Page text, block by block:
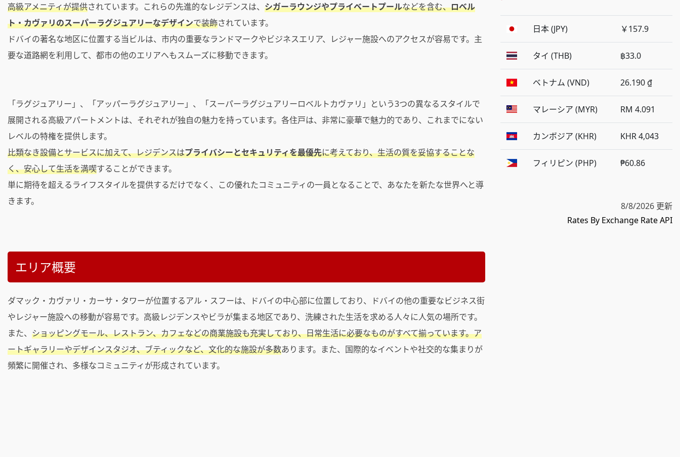
高級アメニティが提供されています。これらの先進的なレジデンスは、 シガーラウンジやプライベートプールなどを含む、ロベル
ト・カヴァリのスーパーラグジュアリーなデザインで装飾されています。
ドバイの著名な地区に位置する当ビルは、市内の重要なランドマークやビジネスエリア、レジャー施設へのアクセスが容易です。主
要な道路網を利用して、都市の他のエリアへもスムーズに移動できます。
「ラグジュアリー」、「アッパーラグジュアリー」、「スーパーラグジュアリーロベルトカヴァリ」という3つの異なるスタイルで
展開される高級アパートメントは、それぞれが独自の魅力を持っています。各住戸は、非常に豪華で魅力的であり、これまでにない
レベルの特権を提供します。
比類なき設備とサービスに加えて、レジデンスはプライバシーとセキュリティを最優先に考えており、生活の質を妥協することな
く、安心して生活を満喫することができます。
単に期待を超えるライフスタイルを提供するだけでなく、この優れたコミュニティの一員となることで、あなたを新たな世界へと導
きます。
エリア概要
ダマック・カヴァリ・カーサ・タワーが位置するアル・スフーは、ドバイの中心部に位置しており、ドバイの他の重要なビジネス街
やレジャー施設への移動が容易です。高級レジデンスやビラが集まる地区であり、洗練された生活を求める人々に人気の場所です。
また、 ショッピングモール、レストラン、カフェなどの商業施設も充実しており、日常生活に必要なものがすべて揃っています。ア
ートギャラリーやデザインスタジオ、ブティックなど、文化的な施設が多数あります。また、国際的なイベントや社交的な集まりが
頻繁に開催され、多様なコミュニティが形成されています。
日本 (JPY) ￥157.9
タイ (THB) ฿33.0
ベトナム (VND) 26.190 ₫
マレーシア (MYR) RM 4.091
カンボジア (KHR) KHR 4,043
フィリピン (PHP) ₱60.86
8/8/2026 更新
Rates By Exchange Rate API